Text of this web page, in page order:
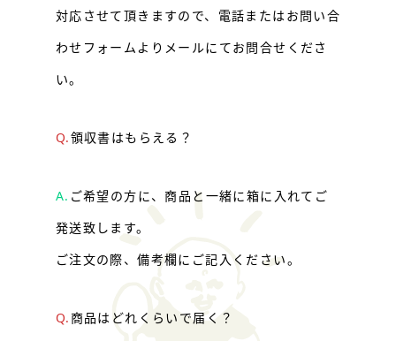
対応させて頂きますので、電話またはお問い合
わせフォームよりメールにてお問合せくださ
い。
Q.領収書はもらえる？
A. ご希望の方に、商品と一緒に箱に入れてご
発送致します。
ご注文の際、備考欄にご記入ください。
Q. 商品はどれくらいで届く？